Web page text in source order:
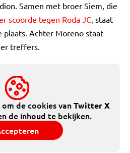
Samen met broer Siem, die
scoorde tegen Roda JC, staat
plaats. Achter Moreno staat
treffers.
de cookies vanTwitter X
de inhoud te bekijken.